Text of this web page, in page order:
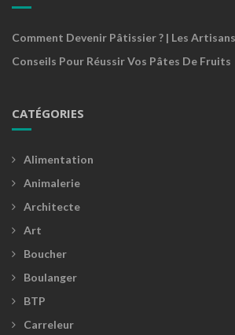
Comment Devenir Pâtissier ? | Les
Conseils Pour Réussir Vos Pâtes De Fruits
CATÉGORIES
Alimentation
Animalerie
Architecte
Art
Boucher
Boulanger
BTP
Carreleur